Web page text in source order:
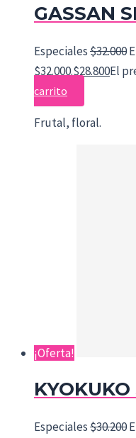
GASSAN
Especiales$32.000
$32.000.$28.800El
carrito
Frutal, floral.
¡Oferta!
Especiales$30.200